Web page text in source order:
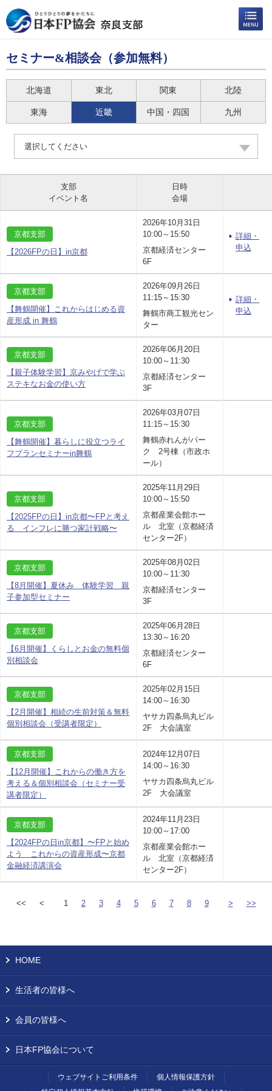
セミナー&相談会（参加無料）
北海道 東北 関東 北陸
東海 近畿 中国・四国 九州
選択してください
支部
イベント名
日時
会場
京都支部
【2026FPの日】in京都
2026年10月31日
10:00～15:50
京都経済センター
6F
詳細・
申込
京都支部
【舞鶴開催】これからはじめる資
産形成 in 舞鶴
2026年09月26日
11:15～15:30
舞鶴市商工観光セン
ター
詳細・
申込
京都支部
【親子体験学習】京みやげで学ぶ
ステキなお金の使い方
2026年06月20日
10:00～11:30
京都経済センター
3F
京都支部
【舞鶴開催】暮らしに役立つライ
フプランセミナーin舞鶴
2026年03月07日
11:15～15:30
舞鶴赤れんがパー
ク 2号棟（市政ホ
ール）
京都支部
【2025FPの日】in京都〜FPと考え
る インフレに勝つ家計戦略〜
2025年11月29日
10:00～15:50
京都産業会館ホー
ル 北室（京都経済
センター2F）
京都支部
【8月開催】夏休み 体験学習 親
子参加型セミナー
2025年08月02日
10:00～11:30
京都経済センター
3F
京都支部
【6月開催】くらしとお金の無料個
別相談会
2025年06月28日
13:30～16:20
京都経済センター
6F
京都支部
【2月開催】相続の生前対策＆無料
個別相談会（受講者限定）
2025年02月15日
14:00～16:30
ヤサカ四条烏丸ビル
2F 大会議室
京都支部
【12月開催】これからの働き方を
考える＆個別相談会（セミナー受
講者限定）
2024年12月07日
14:00～16:30
ヤサカ四条烏丸ビル
2F 大会議室
京都支部
【2024FPの日in京都】〜FPと始め
よう これからの資産形成〜京都
金融経済講演会
2024年11月23日
10:00～17:00
京都産業会館ホー
ル 北室（京都経済
センター2F）
<< < 1 2 3 4 5 6 7 8 9 > >>
HOME
生活者の皆様へ
会員の皆様へ
日本FP協会について
ウェブサイトご利用条件
個人情報保護方針